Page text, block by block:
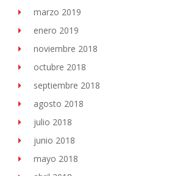
marzo 2019
enero 2019
noviembre 2018
octubre 2018
septiembre 2018
agosto 2018
julio 2018
junio 2018
mayo 2018